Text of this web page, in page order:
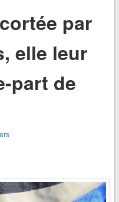
par
elle leur
part de